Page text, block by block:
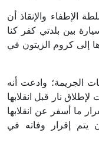
الإطفاء والإنقاذ أن
بين بلدتي كفر كنا
إلى كروم الزيتون في
الجريمة؛ وادعت أنه
نار قبل انقلابها
بالفرار ما أسفر عن انقلابها
يتم إقرار وفاته في